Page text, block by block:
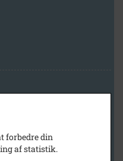
forbedre din
af statistik.